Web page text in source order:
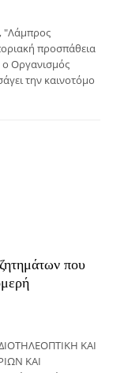
"Λάμπρος
προσπάθεια
ο Οργανισμός
την καινοτόμο
που
ΚΑΙ
ΚΑΙ